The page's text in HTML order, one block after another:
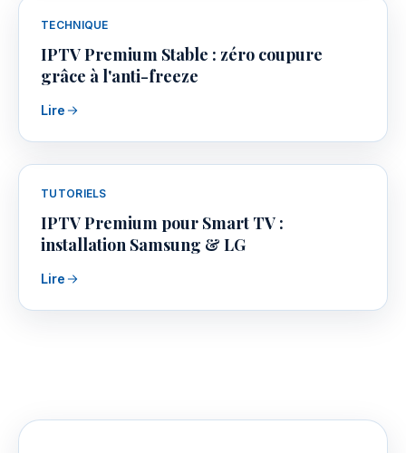
TECHNIQUE
IPTV Premium Stable : zéro coupure
grâce à l'anti-freeze
Lire
TUTORIELS
IPTV Premium pour Smart TV :
installation Samsung & LG
Lire